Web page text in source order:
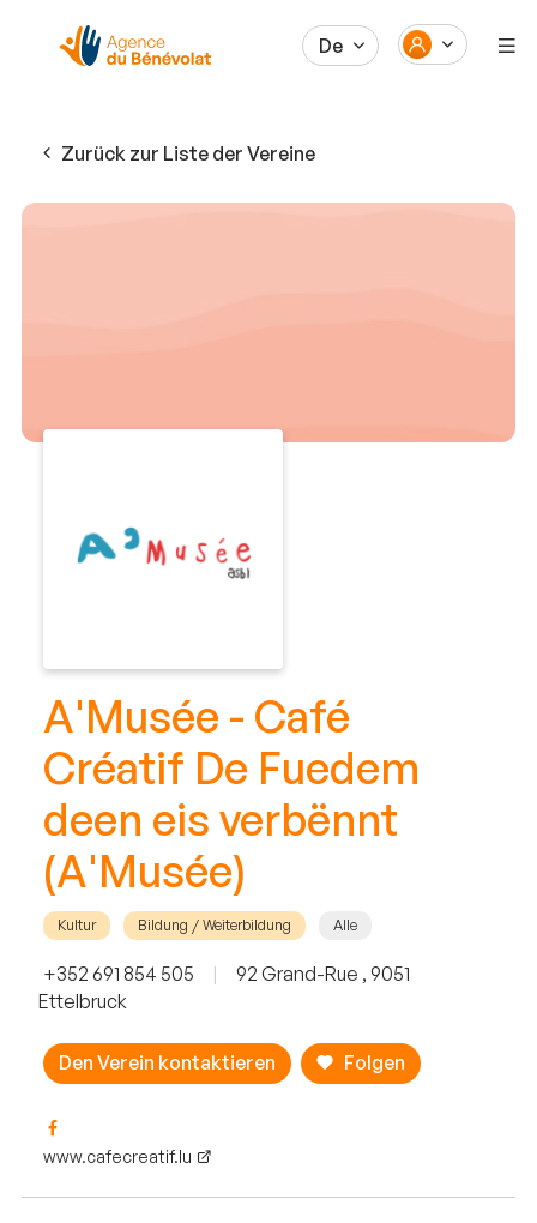
De
Zurück zur Liste der Vereine
A'Musée - Café
Créatif De Fuedem
deen eis verbënnt
(A'Musée)
Kultur Bildung / Weiterbildung Alle
+352 691 854 505 |
92 Grand-Rue , 9051
Ettelbruck
Den Verein kontaktieren Folgen
www.cafecreatif.lu